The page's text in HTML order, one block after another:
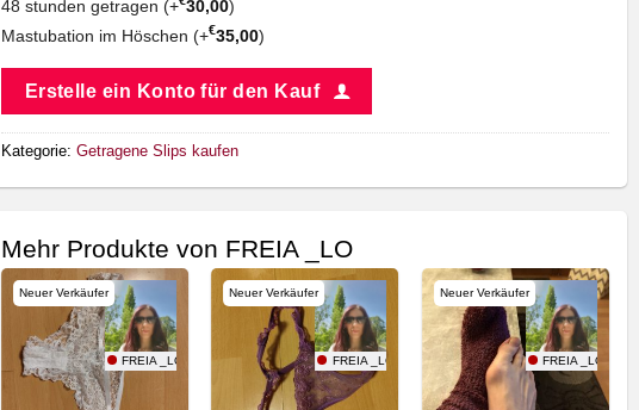
48 stunden getragen (+ 30,00)
Mastubation im Höschen (+€35,00)
Erstelle ein Konto für den Kauf
Kategorie: Getragene Slips kaufen
Mehr Produkte von FREIA _LO
Neuer Verkäufer
FREIA _LO
Neuer Verkäufer
FREIA _LO
Neuer Verkäufer
FREIA _LO